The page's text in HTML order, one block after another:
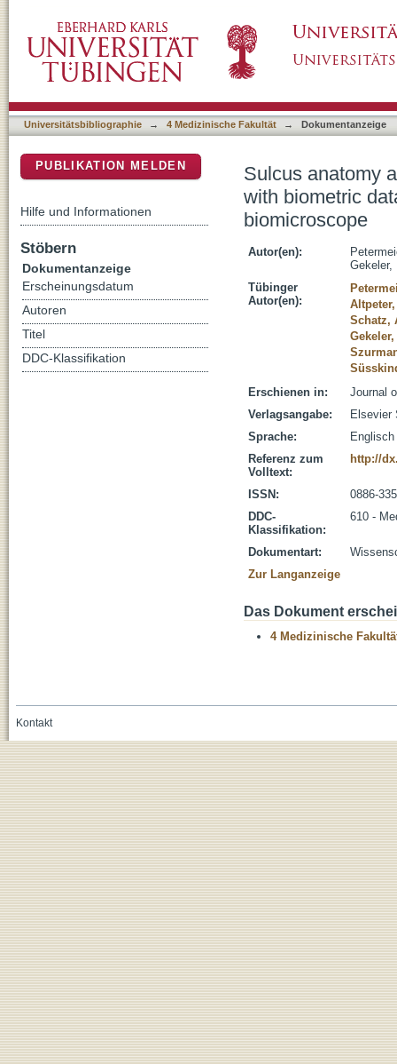
Evaluation with a 50 MHz ultrasound
Universitätsbibliographie → 4 Medizinische Fakultät → Dokumentanzeige
Sulcus anatomy
with biometric
biomicroscope
Autor(en):
Gekeler,
Tübinger
Autor(en):
Schatz,
Erschienen in:
Journal
Verlagsangabe:
Elsevier
Sprache:
Englisch
Referenz zum
Volltext:
http://
ISSN:
0886-
DDC-
Klassifikation:
610 -
Dokumentart:
Zur Langanzeige
Das Dokument
4 Medizinische
PUBLIKATION MELDEN
Hilfe und Informationen
Stöbern
Dokumentanzeige
Erscheinungsdatum
Autoren
Titel
DDC-Klassifikation
Kontakt